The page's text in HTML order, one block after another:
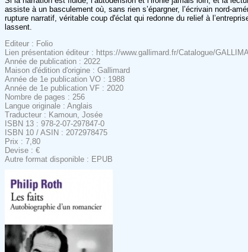
assiste à un basculement où, sans rien s’épargner, l’écrivain nord-
rupture narratif, véritable coup d'éclat qui redonne du relief à
lassent.
Editeur : Folio
Lien présentation éditeur : https://www.gallimard.fr/Catalogue/
Année de publication : 2022
Maison d'édition d'origine : Gallimard
Année de 1e publication VO : 1988
Année de 1e publication VF : 2020
Nombre de pages : 256
Langue originale : Anglais
Traducteur : Kamoun, Josée
ISBN 13 : 978-2-07-297847-0
ISBN 10 / ASIN : 2072978475
Prix : 7,80
Devise : €
Autre format disponible : EPUB